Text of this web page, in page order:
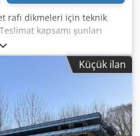
rafı dikmeleri için teknik
kapsamı şunları
Malzeme rengi: mavi
Çapraz ve diyagonal
Dikmeler önceden monte
mm yükseklik 1.000 mm
fabrikada orijinal olarak
edilmiştir. Şirketimizdeki
Bay: Mario Klöver Bay:
bilgi: Bu ürün sadece
Küçük ilan